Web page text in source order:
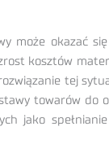
może okazać
kosztów
tej
towarów do
jako